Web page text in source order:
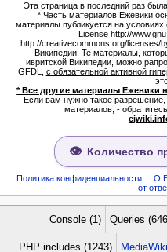
Версия
для
Постоянная
ссылка
Сведения
о странице
Народ
Проекты
Проекты/Участники/
дополнения
Публикации:Авторы
Публикации:Статьи по типу
Темы
ежевиковый куст
ЕжеВиКа,Еврейская Вики-
ЕжеВиКа-ТаНаХ
ЕжеВиКа-Публикации
ЕжеВиКа-Книги (бумажные и
электронные), аудиокурсы,
навигация
Заглавная страница
Эта страница в последний раз
* Часть материалов Ежевики
материалы публикуется на
License http://
http://creativecommons.org/licenses/
Википедии. Те материалы,
ивритской Википедии, можно
GFDL, с обязательной активной
* Все другие материалы Ежевики
Если вам нужно такое
материалов, -
Количество
Политика конфиденциальности О
от
Console (1) Queries
PHP includes (1243) MediaWiki